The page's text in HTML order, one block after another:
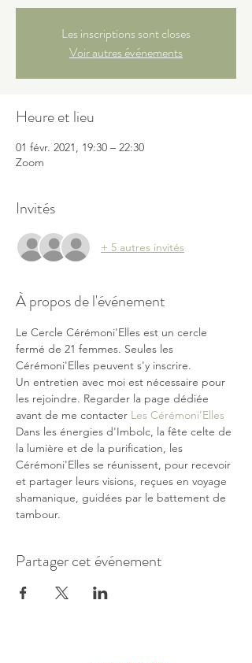
Les inscriptions sont closes
Voir autres événements
Heure et lieu
01 févr. 2021, 19:30 – 22:30
Zoom
Invités
+ 5 autres invités
À propos de l'événement
Le Cercle Cérémoni'Elles est un cercle
fermé de 21 femmes. Seules les
Cérémoni'Elles peuvent s'y inscrire.
Un entretien avec moi est nécessaire pour
les rejoindre. Regarder la page dédiée
avant de me contacter Les Cérémoni'Elles
Dans les énergies d'Imbolc, la fête celte de
la lumière et de la purification, les
Cérémoni'Elles se réunissent, pour recevoir
et partager leurs visions, reçues en voyage
shamanique, guidées par le battement de
tambour.
Partager cet événement